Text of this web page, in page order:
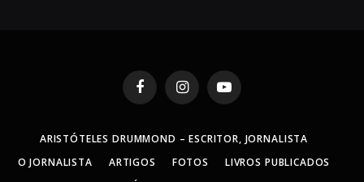
FacebookInstagramYouTube
ARISTÓTELES DRUMMOND – ESCRITOR, JORNALISTA
O JORNALISTA
ARTIGOS FOTOS
LIVROS PUBLICADOS